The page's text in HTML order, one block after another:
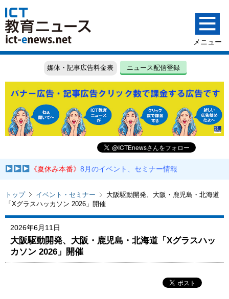
媒体・記事広告料金表 ニュース配信登録
《夏休み本番》8月のイベント、セミナー情報
トップ イベント・セミナー
大阪駆動開発、大阪・鹿児島・北海道
「Xグラスハッカソン 2026」開催
2026年6月11日
大阪駆動開発、大阪・鹿児島・北海道「Xグラスハッ
カソン 2026」開催